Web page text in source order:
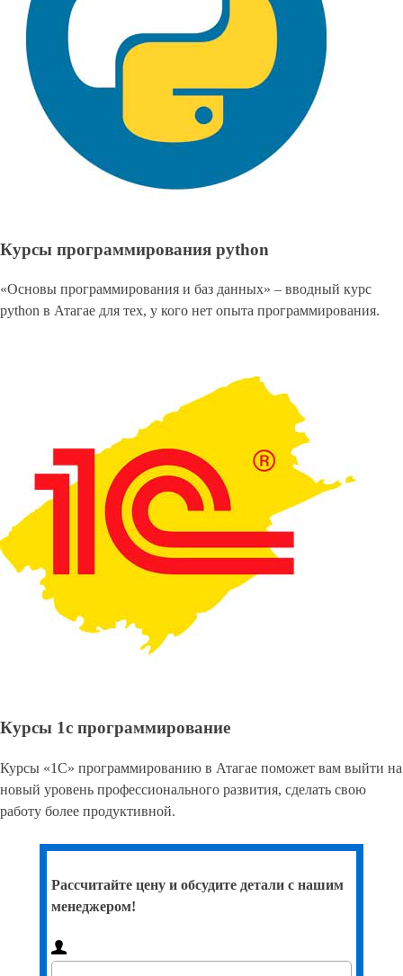
Курсы программирования python
«Основы программирования и баз данных» – вводный курс
python в Атагае для тех, у кого нет опыта программирования.
Курсы 1с программирование
Курсы «1С» программированию в Атагае поможет вам выйти на
новый уровень профессионального развития, сделать свою
работу более продуктивной.
Рассчитайте цену и обсудите детали с нашим
менеджером!